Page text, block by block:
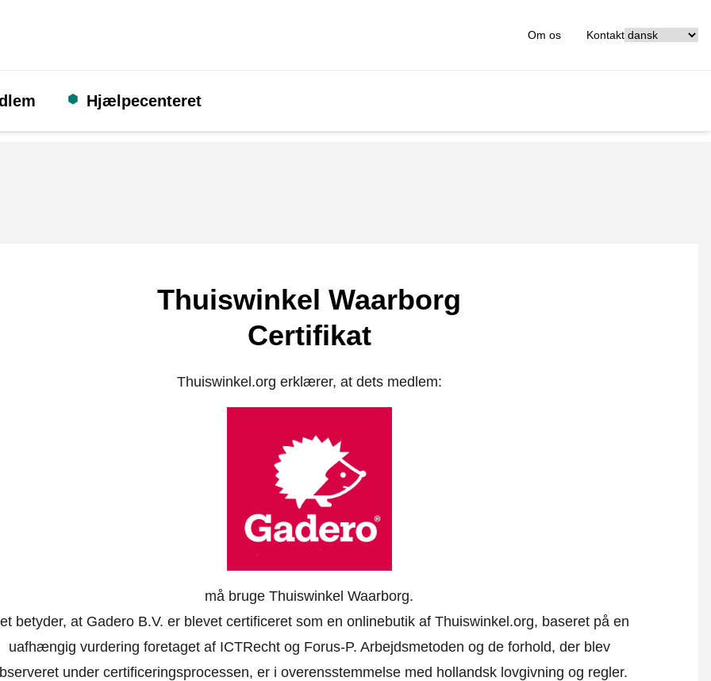
Om os Kontakt
Hjælpecenteret
Thuiswinkel Waarborg
Certifikat
Thuiswinkel.org erklærer, at dets medlem:
må bruge Thuiswinkel Waarborg.
betyder, at Gadero B.V. er blevet certificeret som en onlinebutik af Thuiswinkel.org, baseret på en
uafhængig vurdering foretaget af ICTRecht og Forus-P. Arbejdsmetoden og de forhold, der blev
under certificeringsprocessen, er i overensstemmelse med hollandsk lovgivning og regler.